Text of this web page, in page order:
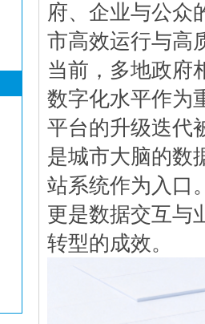
府、企业与公众
市高效运行与高
当前，多地政府
数字化水平作为
平台的升级迭代
是城市大脑的数
站系统作为入口
更是数据交互与
转型的成效。